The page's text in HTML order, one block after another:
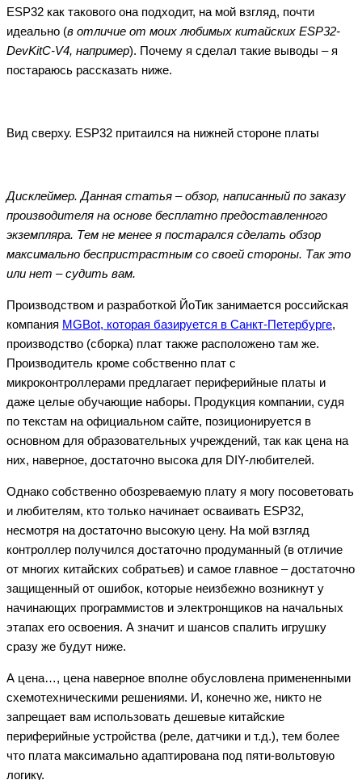
ESP32 как такового она подходит, на мой взгляд, почти
идеально (в отличие от моих любимых китайских ESP32-
DevKitC-V4, например). Почему я сделал такие выводы – я
постараюсь рассказать ниже.
Вид сверху. ESP32 притаился на нижней стороне платы
Дисклеймер. Данная статья – обзор, написанный по заказу
производителя на основе бесплатно предоставленного
экземпляра. Тем не менее я постарался сделать обзор
максимально беспристрастным со своей стороны. Так это
или нет – судить вам.
Производством и разработкой ЙоТик занимается российская
компания MGBot, которая базируется в Санкт-Петербурге,
производство (сборка) плат также расположено там же.
Производитель кроме собственно плат с
микроконтроллерами предлагает периферийные платы и
даже целые обучающие наборы. Продукция компании, судя
по текстам на официальном сайте, позиционируется в
основном для образовательных учреждений, так как цена на
них, наверное, достаточно высока для DIY-любителей.
Однако собственно обозреваемую плату я могу посоветовать
и любителям, кто только начинает осваивать ESP32,
несмотря на достаточно высокую цену. На мой взгляд
контроллер получился достаточно продуманный (в отличие
от многих китайских собратьев) и самое главное – достаточно
защищенный от ошибок, которые неизбежно возникнут у
начинающих программистов и электронщиков на начальных
этапах его освоения. А значит и шансов спалить игрушку
сразу же будут ниже.
А цена…, цена наверное вполне обусловлена примененными
схемотехническими решениями. И, конечно же, никто не
запрещает вам использовать дешевые китайские
периферийные устройства (реле, датчики и т.д.), тем более
что плата максимально адаптирована под пяти-вольтовую
логику.